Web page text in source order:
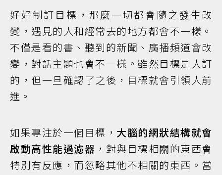
好好制訂目標，那麼一切都會隨之發生改
變，遇見的人和經常去的地方都會不一樣。
不僅是看的書、聽到的新聞、廣播頻道會改
變，對話主題也會不一樣。雖然目標是人訂
的，但一旦確認了之後，目標就會引領人前
進。
如果專注於一個目標， 大腦的網狀結構就會
啟動高性能過濾器 ，對與目標相關的東西會
特別有反應，而忽略其他不相關的東西。當